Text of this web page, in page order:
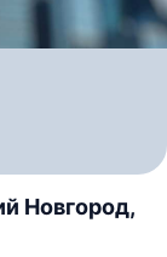
Новгород,